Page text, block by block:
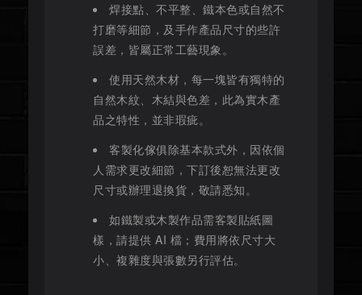
焊接點、不平整、鐵本色或自然不
打磨等細節，及手作產品尺寸的些許
誤差，皆屬正常工藝現象。
使用天然木材，每一塊皆有獨特的
自然木紋、木結與色差，此為實木產
品之特性，並非瑕疵。
客製化傢俱除基本款式外，因依個
人需求更改細節，下訂後恕無法更改
尺寸或辦理退換貨，敬請悉知。
如鐵製或木製作品需客製貼紙圖
樣，請提供 AI 檔；費用將依尺寸大
小、複雜度與張數另行評估。